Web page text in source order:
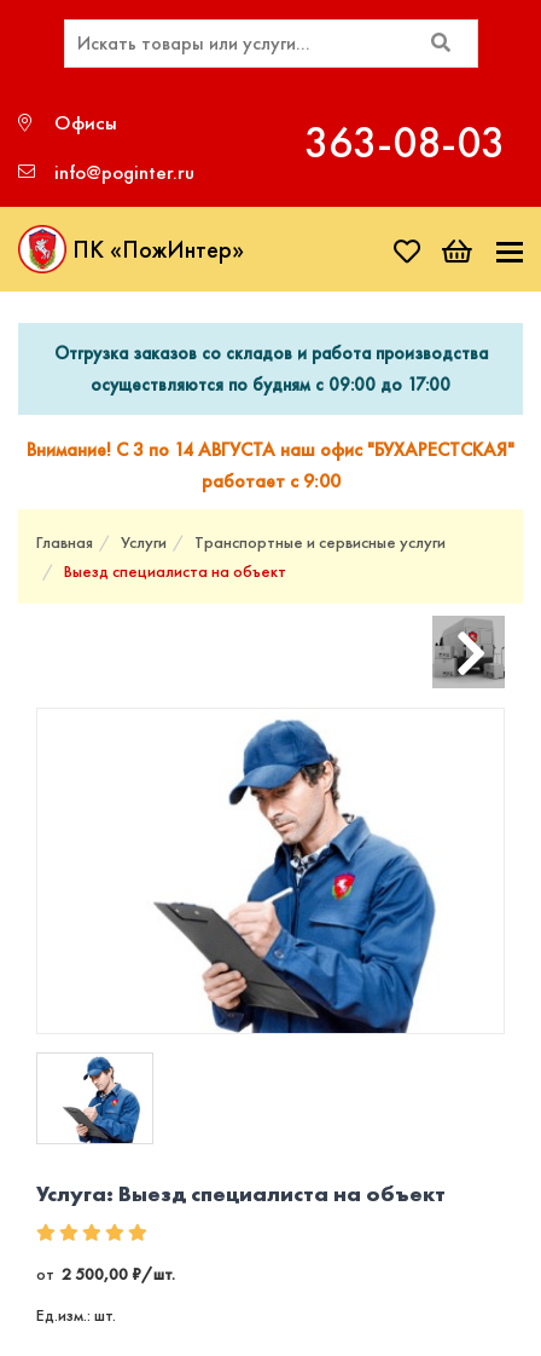
Офисы
info@poginter.ru
363‑08‑03
ПК «ПожИнтер»
Отгрузка заказов со складов и работа производства
осуществляются по будням с 09:00 до 17:00
Внимание! С 3 по 14 АВГУСТА наш офис "БУХАРЕСТСКАЯ"
работает с 9:00
Главная Услуги
Транспортные и сервисные услуги
Выезд специалиста на объект
Услуга: Выезд специалиста на объект
от 2 500,00 ₽/шт.
Ед.изм.: шт.